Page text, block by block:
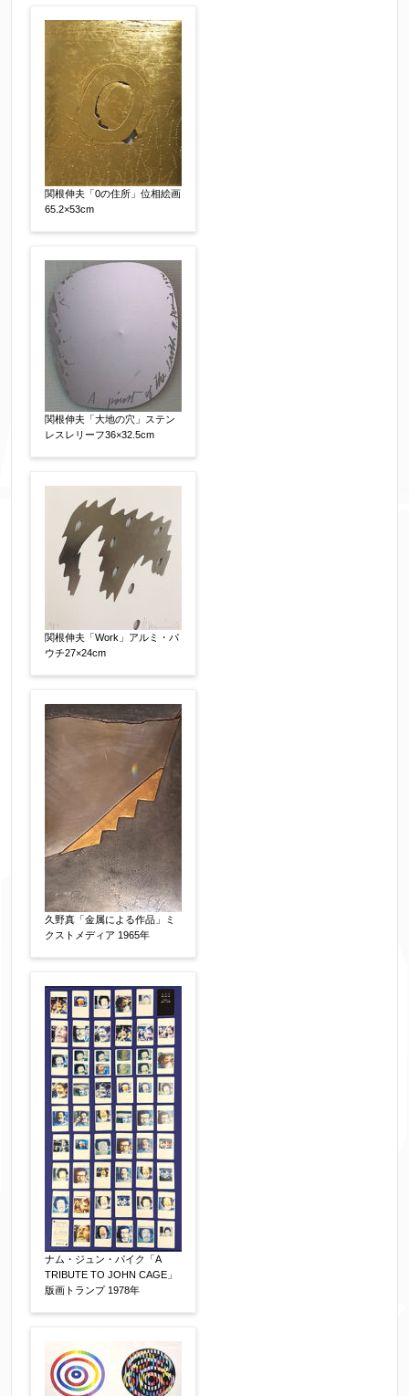
その他 【任意】
添付画像 【任意】
※添付画像は5MBまでのjpg、gif、pig、pdf形式
にてお送りください。
※追加や複数点ある場合はフォーム送信後に送ら
れてくる送信確認メール記載のアドレスからもお
送り頂けます。
▼
【必須】
フリガナ 【任意】
メールアドレス 【必須】
※送信完了後こちらのメールアドレス宛に自動で
送信確認メールをお送りします。もし送信確認メ
ールが受信されない場合は、送信が完了していな
いか、アドレス間違え、迷惑メールフィルター等
により弊社からのお返事も受信できない場合がご
ざいますので、お電話(
合わせください。
電話番号 【必須】
※携帯電話などご連絡が取りやすいお電話番号を
お願い致します。
関根伸夫「0の住所」位相絵画
65.2×53cm
関根伸夫「大地の穴」ステン
レスレリーフ36×32.5cm
関根伸夫「Work」アルミ・パ
ウチ27×24cm
久野真「金属による作品」ミ
クストメディア 1965年
ナム・ジュン・パイク「A
TRIBUTE TO JOHN CAGE」
版画トランプ 1978年